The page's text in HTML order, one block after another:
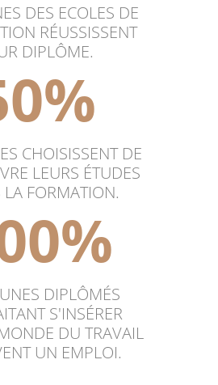
DES ECOLES DE
RÉUSSISSENT
DIPLÔME.
%
CHOISISSENT DE
LEURS ÉTUDES
LA FORMATION.
%
DIPLÔMÉS
S'INSÉRER
DU TRAVAIL
UN EMPLOI.